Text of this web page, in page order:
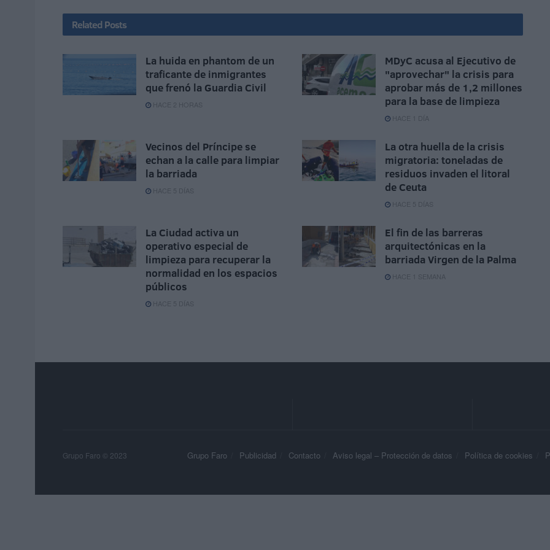
Related Posts
La huida en phantom de un
traficante de inmigrantes
que frenó la Guardia Civil
HACE 2 HORAS
MDyC acusa al Ejecutivo de
"aprovechar" la crisis para
aprobar más de 1,2 millones
para la base de limpieza
HACE 1 DÍA
Vecinos del Príncipe se
echan a la calle para limpiar
la barriada
HACE 5 DÍAS
La otra huella de la crisis
migratoria: toneladas de
residuos invaden el litoral
de Ceuta
HACE 5 DÍAS
La Ciudad activa un
operativo especial de
limpieza para recuperar la
normalidad en los espacios
públicos
HACE 5 DÍAS
El fin de las barreras
arquitectónicas en la
barriada Virgen de la Palma
HACE 1 SEMANA
Grupo Faro Publicidad Contacto Aviso legal – Protección de datos Política de cookies
Grupo Faro © 2023